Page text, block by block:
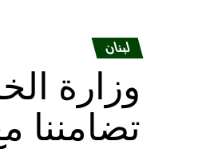
لبنان
وزارة
تضامننا